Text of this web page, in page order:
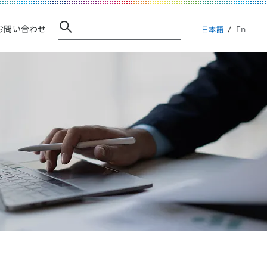
問い合わせ 日本語 En